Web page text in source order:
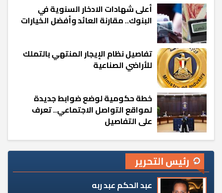
أعلى شهادات الادخار السنوية في
البنوك.. مقارنة العائد وأفضل الخيارات
تفاصيل نظام الإيجار المنتهي بالتملك
للأراضي الصناعية
خطة حكومية لوضع ضوابط جديدة
لمواقع التواصل الاجتماعي.. تعرف
على التفاصيل
رئيس التحرير
عبد الحكم عبد ربه